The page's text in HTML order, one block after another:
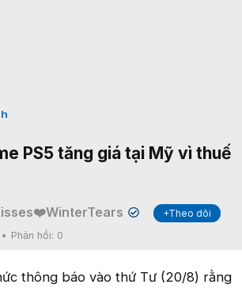
PS5 tăng giá tại Mỹ vì thuế
✔
+Theo dõi
Phản hồi: 0
thông báo vào thứ Tư (20/8) rằng